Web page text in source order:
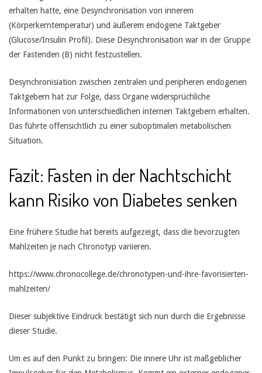
erhalten hatte, eine Desynchronisation von innerem
(Körperkerntemperatur) und äußerem endogene Taktgeber
(Glucose/Insulin Profil). Diese Desynchronisation war in der Gruppe
der Fastenden (B) nicht festzustellen.
Desynchronisiation zwischen zentralen und peripheren endogenen
Taktgebern hat zur Folge, dass Organe widersprüchliche
Informationen von unterschiedlichen internen Taktgebern erhalten.
Das führte offensichtlich zu einer suboptimalen metabolischen
Situation.
Fazit: Fasten in der Nachtschicht
kann Risiko von Diabetes senken
Eine frühere Studie hat bereits aufgezeigt, dass die bevorzugten
Mahlzeiten je nach Chronotyp variieren.
https://www.chronocollege.de/chronotypen-und-ihre-favorisierten-
mahlzeiten/
Dieser subjektive Eindruck bestätigt sich nun durch die Ergebnisse
dieser Studie.
Um es auf den Punkt zu bringen: Die innere Uhr ist maßgeblicher